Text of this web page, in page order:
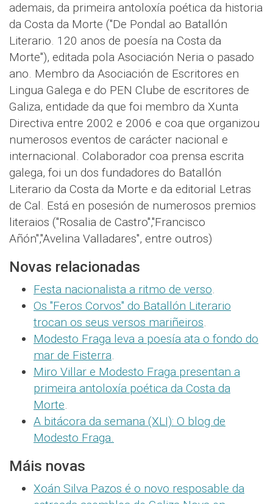
ademais, da primeira antoloxía poética da historia
da Costa da Morte ("De Pondal ao Batallón
Literario. 120 anos de poesía na Costa da
Morte"), editada pola Asociación Neria o pasado
ano. Membro da Asociación de Escritores en
Lingua Galega e do PEN Clube de escritores de
Galiza, entidade da que foi membro da Xunta
Directiva entre 2002 e 2006 e coa que organizou
numerosos eventos de carácter nacional e
internacional. Colaborador coa prensa escrita
galega, foi un dos fundadores do Batallón
Literario da Costa da Morte e da editorial Letras
de Cal. Está en posesión de numerosos premios
literaios ("Rosalia de Castro","Francisco
Añón","Avelina Valladares", entre outros)
Novas relacionadas
Festa nacionalista a ritmo de verso.
Os "Feros Corvos" do Batallón Literario
trocan os seus versos mariñeiros.
Modesto Fraga leva a poesía ata o fondo do
mar de Fisterra.
Miro Villar e Modesto Fraga presentan a
primeira antoloxía poética da Costa da
Morte.
A bitácora da semana (XLI): O blog de
Modesto Fraga.
Máis novas
Xoán Silva Pazos é o novo resposable da